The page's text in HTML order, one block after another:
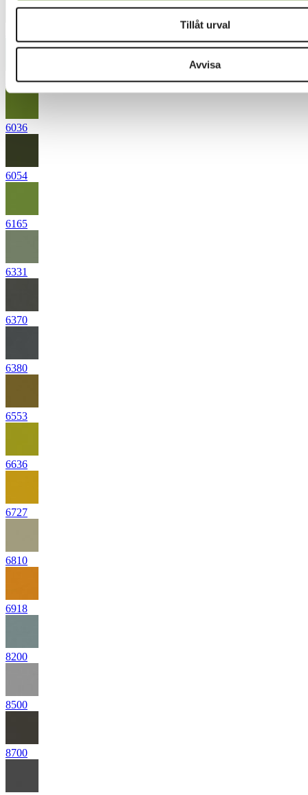
Tillåt urval
Avvisa
5936
6036
6054
6165
6331
6370
6380
6553
6636
6727
6810
6918
8200
8500
8700